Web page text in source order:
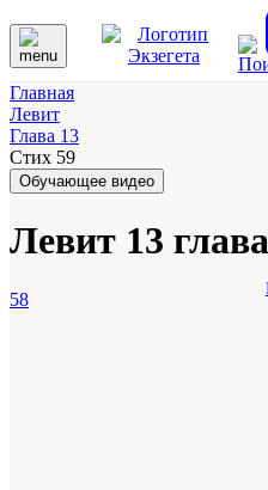
Главная
Левит
Глава 13
Стих 59
Обучающее видео
Левит 13
58